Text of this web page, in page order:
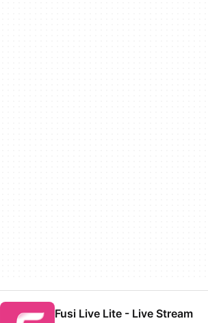
Fusi Live Lite - Live Stream